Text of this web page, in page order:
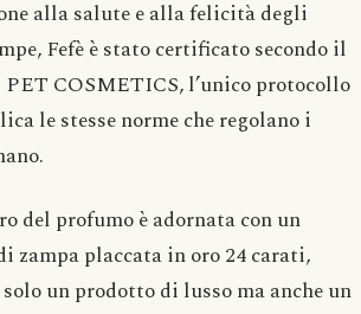
alla salute e alla felicità degli
Fefè è stato certificato secondo il
COSMETICS, l’unico protocollo
le stesse norme che regolano i
del profumo è adornata con un
zampa placcata in oro 24 carati,
un prodotto di lusso ma anche un